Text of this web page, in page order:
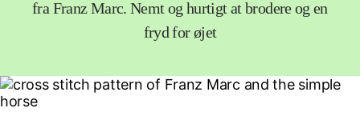
fra Franz Marc. Nemt og hurtigt at brodere og en
fryd for øjet